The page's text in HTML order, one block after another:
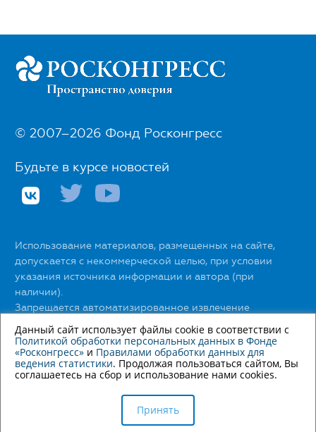
© 2007–2026 Фонд Росконгресс
Будьте в курсе новостей
Использование материалов, размещенных на сайте,
допускается с некоммерческой целью, при условии
указания источника информации и автора (при
наличии).
Запрещается автоматизированное извлечение
размещенной информации любыми сервисами без
официального разрешения Фонда Росконгресс.
С правилами использования материалов сайта можно
ознакомитьсяздесь.
С Политикой обработки персональных данных в Фонде
«Росконгресс» можно ознакомиться
Данный сайт использует файлы cookie в соответствии с
Политикой обработки персональных данных в Фонде
«Росконгресс» и Правилами обработки данных для
ведения статистики. Продолжая пользоваться сайтом, Вы
соглашаетесь на сбор и использование нами cookies.
Принять